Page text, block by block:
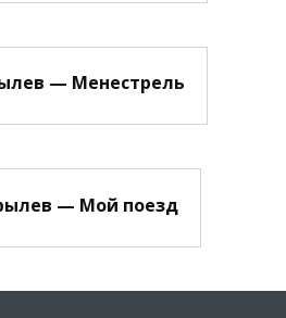
— Менестрель
— Мой поезд